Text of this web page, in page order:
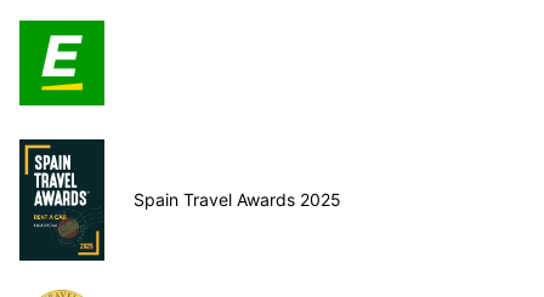
Spain Travel Awards 2025